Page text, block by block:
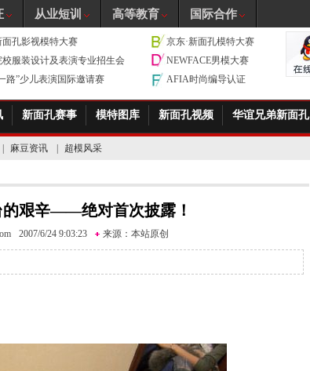
面孔影视模特大赛
京东·新面孔模特大赛
校服装设计及表演专业招生会
NEWFACE男模大赛
路”少儿表演国际邀请赛
AFIA时尚编导认证
新面孔赛事 模特图库 新面孔视频 华谊兄弟新面孔
麻豆资讯 超模风采
的艰辛——绝对首次披露！
2007/6/24 9:03:23 来源： 本站原创
从业短训 高等教育 国际合作